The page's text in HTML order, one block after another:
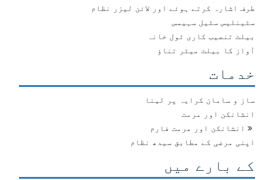
طرف اشارہ کرتے ہوئے اور لائن لیزر نظام
سٹینلیس سٹیل سہیمس
بیلٹ تنصیب کاری ٹول خانہ
آواز کا بیلٹ میٹر تناؤ
خدمات
ساز و سامان کرایہ پر لینا
انشانکن اور مرمت
انشانکن اور مرمت فارم
اپنی مرضی کے مطابق سیدھ نظام
کے بارے میں